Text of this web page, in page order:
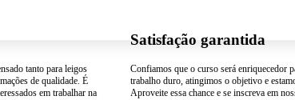
tanto para leigos
de qualidade. É
em trabalhar na
Satisfação garantida
Confiamos que o curso será enriquecedor
trabalho duro, atingimos o objetivo e
Aproveite essa chance e se inscreva em